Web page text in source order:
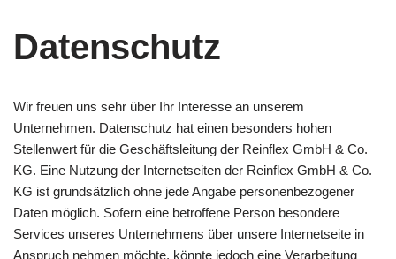
Datenschutz
Wir freuen uns sehr über Ihr Interesse an unserem
Unternehmen. Datenschutz hat einen besonders hohen
Stellenwert für die Geschäftsleitung der Reinflex GmbH & Co.
KG. Eine Nutzung der Internetseiten der Reinflex GmbH & Co.
KG ist grundsätzlich ohne jede Angabe personenbezogener
Daten möglich. Sofern eine betroffene Person besondere
Services unseres Unternehmens über unsere Internetseite in
Anspruch nehmen möchte, könnte jedoch eine Verarbeitung